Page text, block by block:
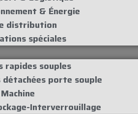
& Énergie
distribution
spéciales
rapides souples
détachées porte souple
Interverrouillage